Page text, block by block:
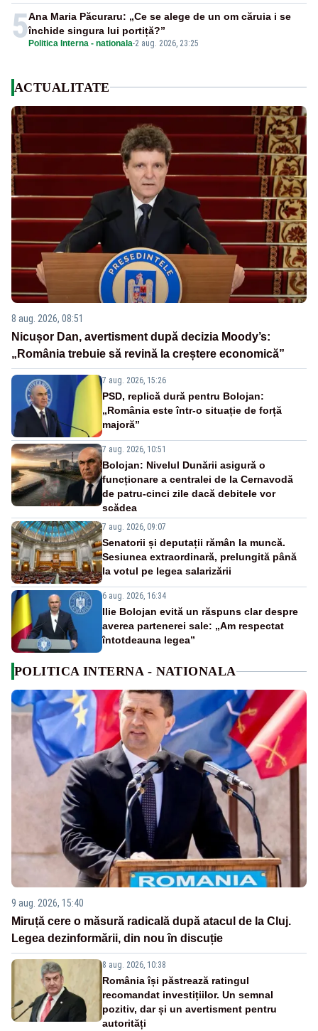
din funcție: fără excepții!
5Politica Interna - nationala-2 aug. 2026, 23:25
Ana Maria Păcuraru: „Ce se alege de un om căruia i se
închide singura lui portiță?”
ACTUALITATE
8 aug. 2026, 08:51
Nicușor Dan, avertisment după decizia Moody’s:
„România trebuie să revină la creștere economică”
7 aug. 2026, 15:26
PSD, replică dură pentru Bolojan:
„România este într-o situație de forță
majoră”
7 aug. 2026, 10:51
Bolojan: Nivelul Dunării asigură o
funcționare a centralei de la Cernavodă
de patru-cinci zile dacă debitele vor
scădea
7 aug. 2026, 09:07
Senatorii și deputații rămân la muncă.
Sesiunea extraordinară, prelungită până
la votul pe legea salarizării
6 aug. 2026, 16:34
Ilie Bolojan evită un răspuns clar despre
averea partenerei sale: „Am respectat
întotdeauna legea”
POLITICA INTERNA - NATIONALA
9 aug. 2026, 15:40
Miruță cere o măsură radicală după atacul de la Cluj.
Legea dezinformării, din nou în discuție
8 aug. 2026, 10:38
România își păstrează ratingul
recomandat investițiilor. Un semnal
pozitiv, dar și un avertisment pentru
autorități